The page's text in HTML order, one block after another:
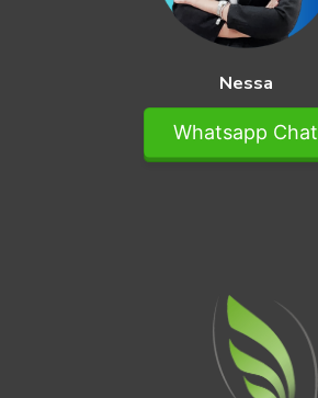
Nessa
Whatsapp Chat